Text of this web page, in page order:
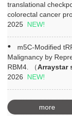
translational
colorectal cancer
2025 NEW!
m5C-Modified
Malignancy by
RBM4. （Arraystar
2026 NEW!
more